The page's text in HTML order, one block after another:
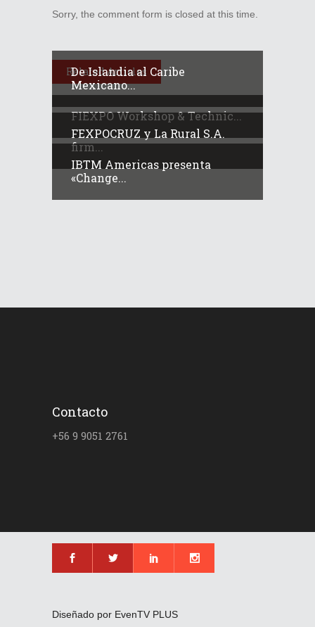
Sorry, the comment form is closed at this time.
Related Articles
De Islandia al Caribe
Mexicano...
FIEXPO Workshop & Technic...
FEXPOCRUZ y La Rural S.A.
firm...
IBTM Americas presenta
«Change...
Contacto
+56 9 9051 2761
Diseñado por EvenTV PLUS